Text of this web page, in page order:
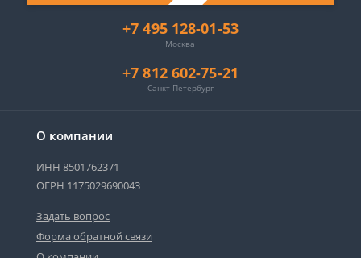
О компании
ИНН 8501762371
ОГРН 1175029690043
Задать вопрос
Форма обратной связи
+7 495 128-01-53
Москва
+7 812 602-75-21
Санкт-Петербург